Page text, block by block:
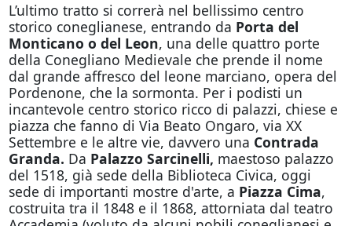
L’ultimo tratto si correrà nel bellissimo centro
storico coneglianese, entrando da Porta del
Monticano o del Leon, una delle quattro porte
della Conegliano Medievale che prende il nome
dal grande affresco del leone marciano, opera del
Pordenone, che la sormonta. Per i podisti un
incantevole centro storico ricco di palazzi, chiese e
piazza che fanno di Via Beato Ongaro, via XX
Settembre e le altre vie, davvero una Contrada
Granda. Da Palazzo Sarcinelli, maestoso palazzo
del 1518, già sede della Biblioteca Civica, oggi
sede di importanti mostre d'arte, a Piazza Cima,
costruita tra il 1848 e il 1868, attorniata dal teatro